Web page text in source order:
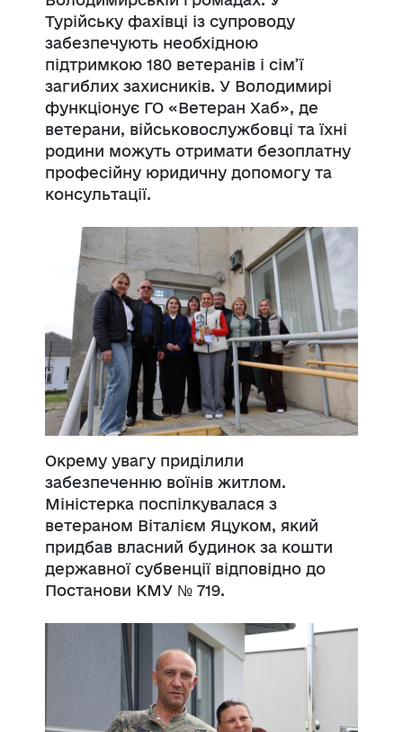
Турійську фахівці із супроводу
забезпечують необхідною
підтримкою 180 ветеранів і сім’ї
загиблих захисників. У Володимирі
функціонує ГО «Ветеран Хаб», де
ветерани, військовослужбовці та їхні
родини можуть отримати безоплатну
професійну юридичну допомогу та
консультації.
Окрему увагу приділили
забезпеченню воїнів житлом.
Міністерка поспілкувалася з
ветераном Віталієм Яцуком, який
придбав власний будинок за кошти
державної субвенції відповідно до
Постанови КМУ № 719.